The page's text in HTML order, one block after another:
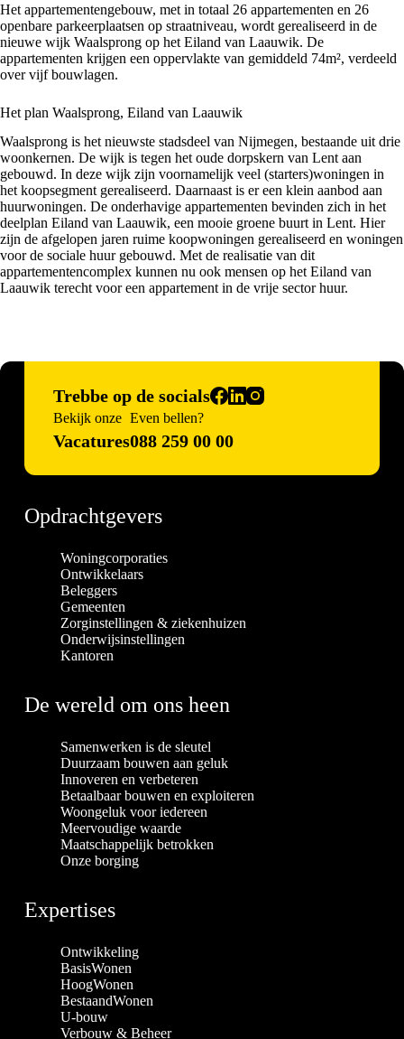
Het appartementengebouw, met in totaal 26 appartementen en 26
openbare parkeerplaatsen op straatniveau, wordt gerealiseerd in de
nieuwe wijk Waalsprong op het Eiland van Laauwik. De
appartementen krijgen een oppervlakte van gemiddeld 74m², verdeeld
over vijf bouwlagen.
Het plan Waalsprong, Eiland van Laauwik
Waalsprong is het nieuwste stadsdeel van Nijmegen, bestaande uit drie
woonkernen. De wijk is tegen het oude dorpskern van Lent aan
gebouwd. In deze wijk zijn voornamelijk veel (starters)woningen in
het koopsegment gerealiseerd. Daarnaast is er een klein aanbod aan
huurwoningen. De onderhavige appartementen bevinden zich in het
deelplan Eiland van Laauwik, een mooie groene buurt in Lent. Hier
zijn de afgelopen jaren ruime koopwoningen gerealiseerd en woningen
voor de sociale huur gebouwd. Met de realisatie van dit
appartementencomplex kunnen nu ook mensen op het Eiland van
Laauwik terecht voor een appartement in de vrije sector huur.
Trebbe op de socials
Bekijk onze
Vacatures
Even bellen?
088 259 00 00
Opdrachtgevers
Woningcorporaties
Ontwikkelaars
Beleggers
Gemeenten
Zorginstellingen & ziekenhuizen
Onderwijsinstellingen
Kantoren
De wereld om ons heen
Samenwerken is de sleutel
Duurzaam bouwen aan geluk
Innoveren en verbeteren
Betaalbaar bouwen en exploiteren
Woongeluk voor iedereen
Meervoudige waarde
Maatschappelijk betrokken
Onze borging
Expertises
Ontwikkeling
BasisWonen
HoogWonen
BestaandWonen
U-bouw
Verbouw & Beheer